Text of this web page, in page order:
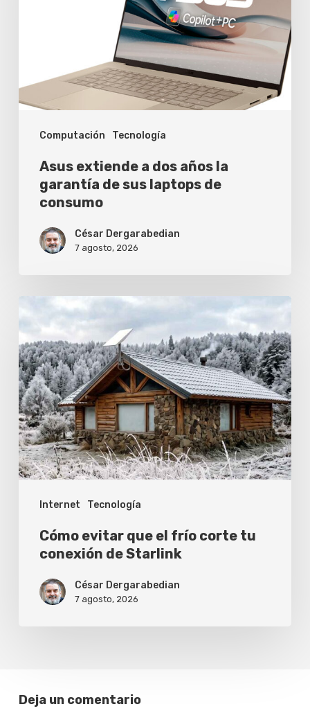
Computación Tecnología
de
laptops
consumo
Asus extiende a dos años la
garantía de sus laptops de
consumo
César Dergarabedian
7 agosto, 2026
Internet Tecnología
evitar
que
el
frío
corte
tu
conexión
de
Starlink
Cómo evitar que el frío corte tu
conexión de Starlink
César Dergarabedian
7 agosto, 2026
Deja un comentario